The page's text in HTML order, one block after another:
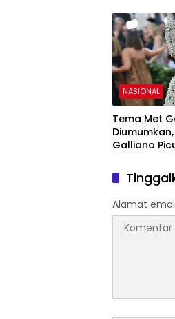
NASIONAL
Tema Met
Galliano
Alamat